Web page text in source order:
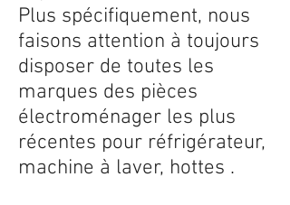
Plus spécifiquement, nous
faisons attention à toujours
disposer de toutes les
marques des pièces
électroménager les plus
récentes pour réfrigérateur,
machine à laver, hottes .